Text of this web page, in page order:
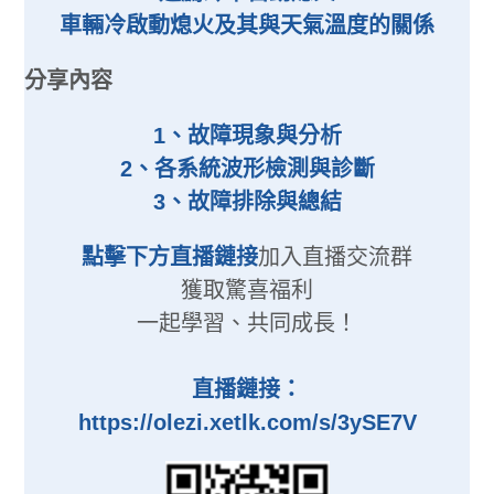
車輛冷啟動熄火及其與天氣溫度的關係
分享內容
1、故障現象與分析
2、各系統波形檢測與診斷
3、故障排除與總結
點擊下方直播鏈接加入直播交流群
獲取驚喜福利
一起學習、共同成長！
直播鏈接：
https://olezi.xetlk.com/s/3ySE7V